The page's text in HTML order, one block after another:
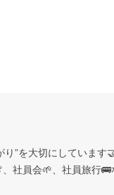
”を大切にしています
社員会🌱、社員旅行🚌